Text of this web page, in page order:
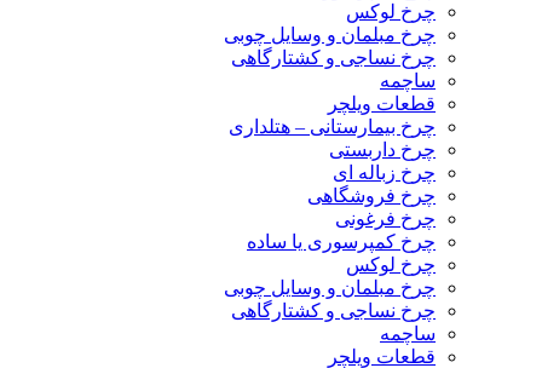
چرخ لوکس
چرخ مبلمان و وسایل چوبی
چرخ نساجی و کشتارگاهی
ساچمه
قطعات ویلچر
چرخ بیمارستانی – هتلداری
چرخ داربستی
چرخ زباله ای
چرخ فروشگاهی
چرخ فرغونی
چرخ کمپرسوری یا ساده
چرخ لوکس
چرخ مبلمان و وسایل چوبی
چرخ نساجی و کشتارگاهی
ساچمه
قطعات ویلچر